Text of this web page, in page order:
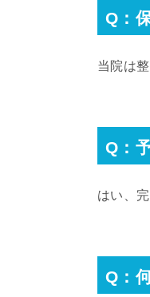
Q：
当院は
Q：
はい、
Q：